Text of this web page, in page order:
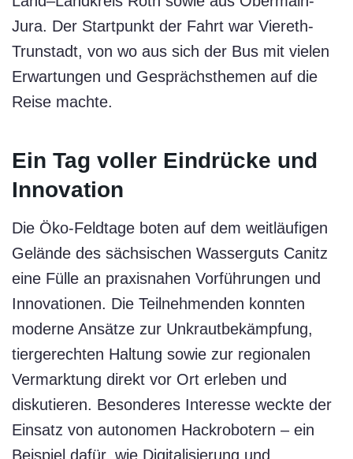
Jura. Der Startpunkt der Fahrt war Viereth-
Trunstadt, von wo aus sich der Bus mit vielen
Erwartungen und Gesprächsthemen auf die
Reise machte.
Ein Tag voller Eindrücke und
Innovation
Die Öko-Feldtage boten auf dem weitläufigen
Gelände des sächsischen Wasserguts Canitz
eine Fülle an praxisnahen Vorführungen und
Innovationen. Die Teilnehmenden konnten
moderne Ansätze zur Unkrautbekämpfung,
tiergerechten Haltung sowie zur regionalen
Vermarktung direkt vor Ort erleben und
diskutieren. Besonderes Interesse weckte der
Einsatz von autonomen Hackrobotern – ein
Beispiel dafür, wie Digitalisierung und